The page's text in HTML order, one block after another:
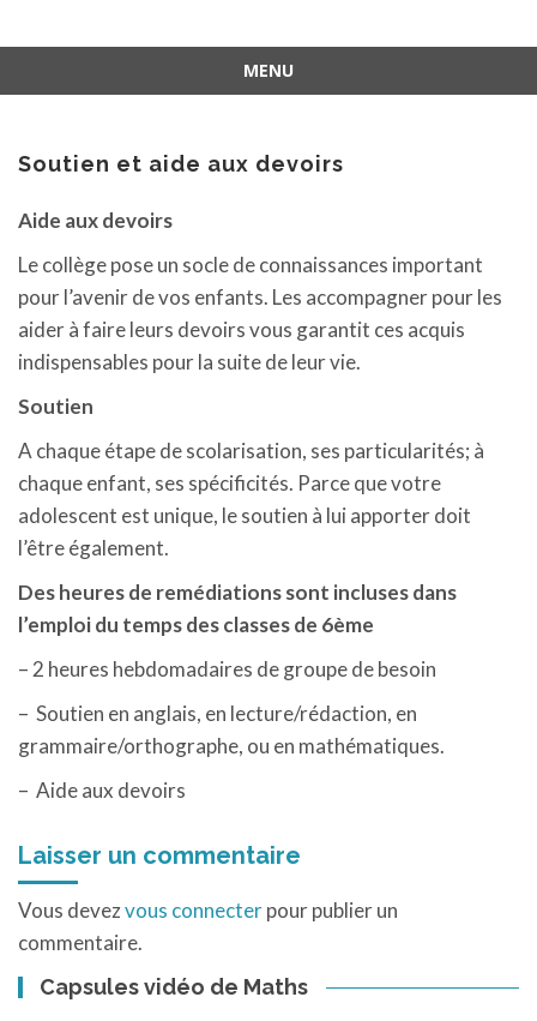
MENU
contenu
Soutien et aide aux devoirs
Aide aux devoirs
Le collège pose un socle de connaissances important
pour l’avenir de vos enfants. Les accompagner pour les
aider à faire leurs devoirs vous garantit ces acquis
indispensables pour la suite de leur vie.
Soutien
A chaque étape de scolarisation, ses particularités; à
chaque enfant, ses spécificités. Parce que votre
adolescent est unique, le soutien à lui apporter doit
l’être également.
Des heures de remédiations sont incluses dans
l’emploi du temps des classes de 6ème
– 2 heures hebdomadaires de groupe de besoin
– Soutien en anglais, en lecture/rédaction, en
grammaire/orthographe, ou en mathématiques.
– Aide aux devoirs
Laisser un commentaire
Vous devezvous connecterpour publier un
commentaire.
Capsules vidéo de Maths